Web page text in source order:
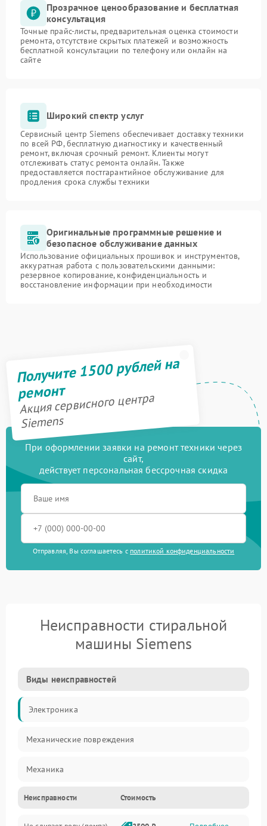
Прозрачное ценообразование и бесплатная
консультация
Точные прайс-листы, предварительная оценка стоимости
ремонта, отсутствие скрытых платежей и возможность
бесплатной консультации по телефону или онлайн на
сайте
Широкий спектр услуг
Сервисный центр Siemens обеспечивает доставку техники
по всей РФ, бесплатную диагностику и качественный
ремонт, включая срочный ремонт. Клиенты могут
отслеживать статус ремонта онлайн. Также
предоставляется постгарантийное обслуживание для
продления срока службы техники
Оригинальные программные решение и
безопасное обслуживание данных
Использование официальных прошивок и инструментов,
аккуратная работа с пользовательскими данными:
резервное копирование, конфиденциальность и
восстановление информации при необходимости
Получите 1500 рублей на
ремонт
Акция сервисного центра
Siemens
При оформлении заявки на ремонт техники через
сайт,
действует персональная бессрочная скидка
Отправляя, Вы соглашаетесь с политикой конфиденциальности
Неисправности стиральной
машины Siemens
Виды неисправностей
Электроника
Механические повреждения
Механика
Электропитание
Неисправности Стоимость